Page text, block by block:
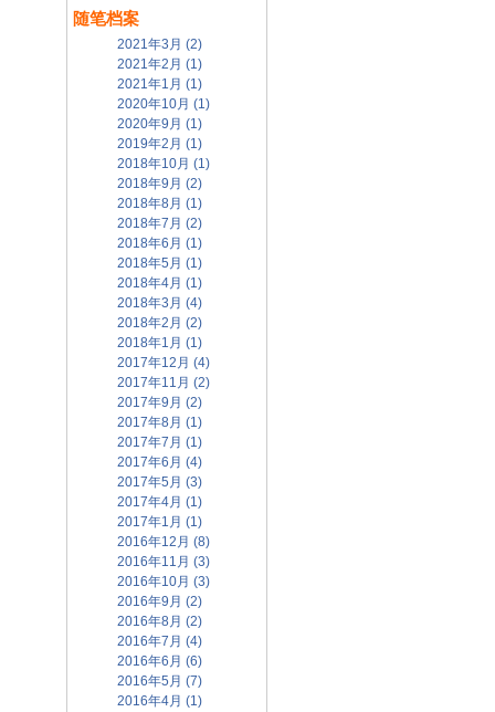
随笔档案
2021年3月 (2)
2021年2月 (1)
2021年1月 (1)
2020年10月 (1)
2020年9月 (1)
2019年2月 (1)
2018年10月 (1)
2018年9月 (2)
2018年8月 (1)
2018年7月 (2)
2018年6月 (1)
2018年5月 (1)
2018年4月 (1)
2018年3月 (4)
2018年2月 (2)
2018年1月 (1)
2017年12月 (4)
2017年11月 (2)
2017年9月 (2)
2017年8月 (1)
2017年7月 (1)
2017年6月 (4)
2017年5月 (3)
2017年4月 (1)
2017年1月 (1)
2016年12月 (8)
2016年11月 (3)
2016年10月 (3)
2016年9月 (2)
2016年8月 (2)
2016年7月 (4)
2016年6月 (6)
2016年5月 (7)
2016年4月 (1)